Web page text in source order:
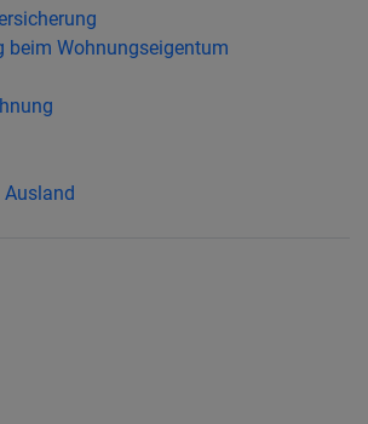
beim Wohnungseigentum